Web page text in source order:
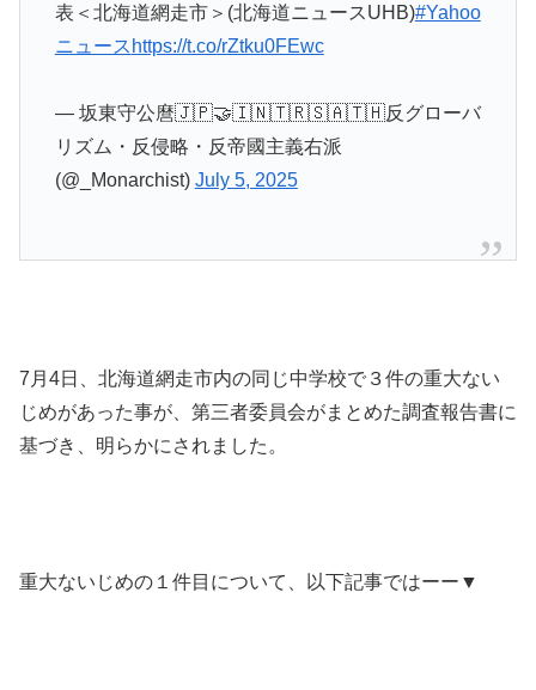
表＜北海道網走市＞(北海道ニュースUHB)#Yahoo
ニュース https://t.co/rZtku0FEwc
— 坂東守公麿🇯🇵🤝🇮🇳🇹🇷🇸🇦🇹🇭反グローバ
リズム・反侵略・反帝國主義右派
(@_Monarchist) July 5, 2025
7月4日、北海道網走市内の同じ中学校で３件の重大ない
じめがあった事が、第三者委員会がまとめた調査報告書に
基づき、明らかにされました。
重大ないじめの１件目について、以下記事ではーー▼